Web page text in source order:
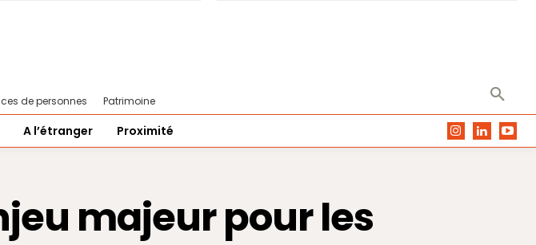
de personnes Patrimoine
A l’étranger Proximité
majeur pour les